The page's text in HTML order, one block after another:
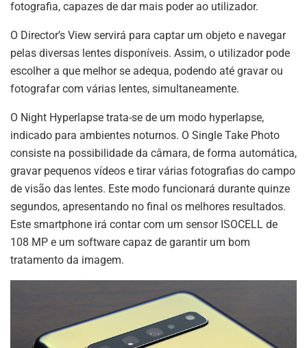
fotografia, capazes de dar mais poder ao utilizador.
O Director’s View servirá para captar um objeto e navegar
pelas diversas lentes disponíveis. Assim, o utilizador pode
escolher a que melhor se adequa, podendo até gravar ou
fotografar com várias lentes, simultaneamente.
O Night Hyperlapse trata-se de um modo hyperlapse,
indicado para ambientes noturnos. O Single Take Photo
consiste na possibilidade da câmara, de forma automática,
gravar pequenos vídeos e tirar várias fotografias do campo
de visão das lentes. Este modo funcionará durante quinze
segundos, apresentando no final os melhores resultados.
Este smartphone irá contar com um sensor ISOCELL de
108 MP e um software capaz de garantir um bom
tratamento da imagem.